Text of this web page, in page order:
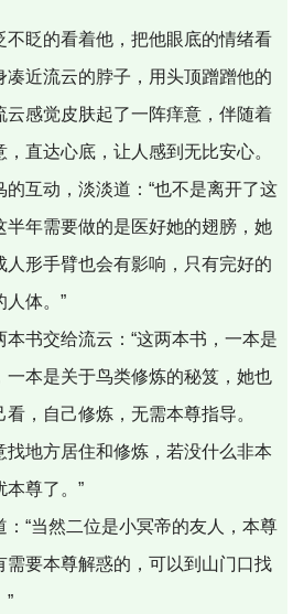
不眨的看着他，把他眼底的情绪看
凑近流云的脖子，用头顶蹭蹭他的
云感觉皮肤起了一阵痒意，伴随着
直达心底，让人感到无比安心。
互动，淡淡道：“也不是离开了这
半年需要做的是医好她的翅膀，她
人形手臂也会有影响，只有完好的
人体。”
书交给流云：“这两本书，一本是
一本是关于鸟类修炼的秘笈，她也
，自己修炼，无需本尊指导。
地方居住和修炼，若没什么非本
本尊了。”
“当然二位是小冥帝的友人，本尊
需要本尊解惑的，可以到山门口找
”